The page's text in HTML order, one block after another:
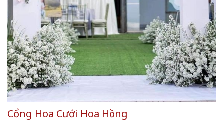
Cổng Hoa Cưới Hoa Hồng